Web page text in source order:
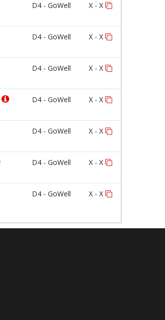
D4 - GoWell X - X
D4 - GoWell X - X
D4 - GoWell X - X
D4 - GoWell X - X
D4 - GoWell X - X
D4 - GoWell X - X
D4 - GoWell X - X